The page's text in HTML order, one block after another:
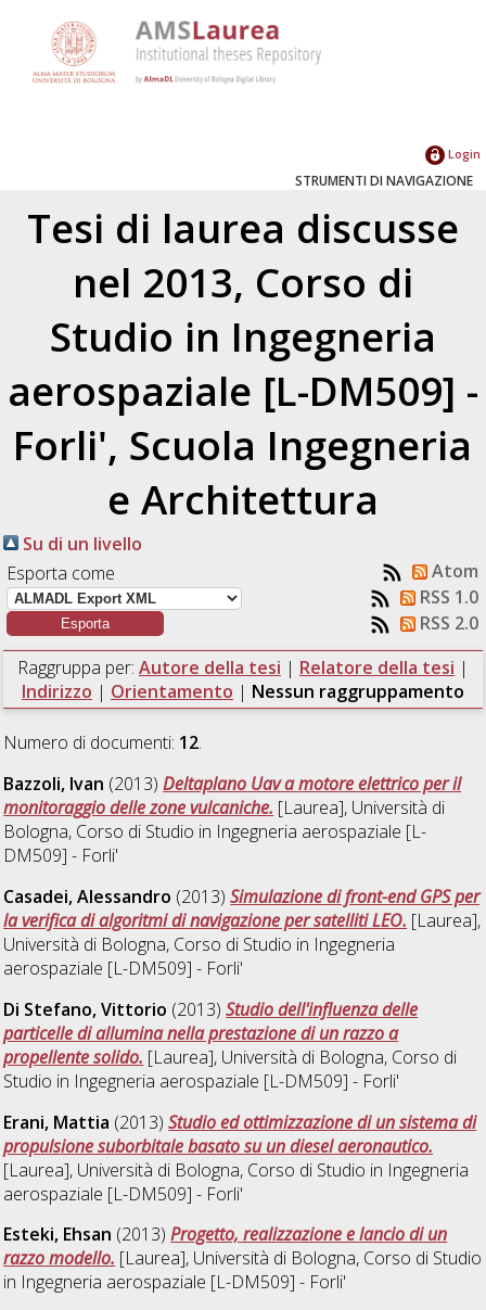
Login
STRUMENTI DI NAVIGAZIONE
Tesi di laurea discusse
nel 2013, Corso di
Studio in Ingegneria
aerospaziale [L-DM509] -
Forli', Scuola Ingegneria
e Architettura
Su di un livello
Esporta come
Atom
RSS 1.0
RSS 2.0
Raggruppa per: Autore della tesi | Relatore della tesi |
Indirizzo | Orientamento | Nessun raggruppamento
Numero di documenti: 12.
Bazzoli, Ivan (2013)Deltaplano Uav a motore elettrico per il
monitoraggio delle zone vulcaniche. [Laurea], Università di
Bologna, Corso di Studio in Ingegneria aerospaziale [L-
DM509] - Forli'
Casadei, Alessandro (2013)Simulazione di front-end GPS per
la verifica di algoritmi di navigazione per satelliti LEO. [Laurea],
Università di Bologna, Corso di Studio in Ingegneria
aerospaziale [L-DM509] - Forli'
Di Stefano, Vittorio (2013)Studio dell'influenza delle
particelle di allumina nella prestazione di un razzo a
propellente solido. [Laurea], Università di Bologna, Corso di
Studio in Ingegneria aerospaziale [L-DM509] - Forli'
Erani, Mattia (2013)Studio ed ottimizzazione di un sistema di
propulsione suborbitale basato su un diesel aeronautico.
[Laurea], Università di Bologna, Corso di Studio in Ingegneria
aerospaziale [L-DM509] - Forli'
Esteki, Ehsan (2013)Progetto, realizzazione e lancio di un
razzo modello. [Laurea], Università di Bologna, Corso di Studio
in Ingegneria aerospaziale [L-DM509] - Forli'